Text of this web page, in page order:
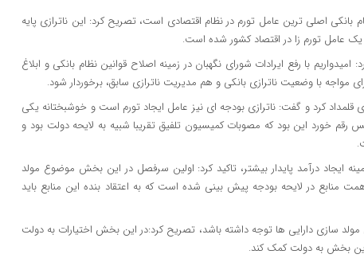
بانکی اصلی ترین عامل تورم در نظام اقتصادی است، تصریح کرد: این ناترازی پایه
عامل تورم زا در اقتصاد کشور شده است.
با رفع ایرادات شورای نگهبان در زمینه اصلاح قوانین نظام بانکی و ابلاغ
مواجه با وضعیت ناترازی بانکی و هم مدیریت ناترازی سابق، برخوردار شود.
قلمداد کرد و گفت: ناترازی بودجه ای نیز عامل ایجاد تورم است و خوشبختانه یکی
رقم خورد این بود که مصوبات کمیسیون تلفیق تقریبا شبیه به لایحه دولت بود و
ایجاد درآمد پایدار بیشتر، تاکید کرد: اولین سرفصل در این بخش موضوع مولد
دارایی های دولت است که پیرو این موضوع ۱۰۰ همت منابع در لایحه بودجه پیش بینی شده است که به اعتقاد بنده این منابع باید
سازی دارایی ها توجه داشته باشد، تصریح کرد:در این بخش اختیارات به دولت
بخش به دولت کمک کند.